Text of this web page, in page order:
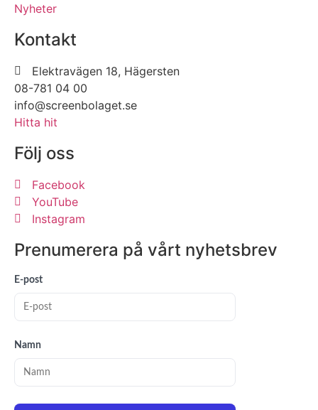
Nyheter
Kontakt
Elektravägen 18, Hägersten
08-781 04 00
info@screenbolaget.se
Hitta hit
Följ oss
Facebook
YouTube
Instagram
Prenumerera på vårt nyhetsbrev
E-post
Namn